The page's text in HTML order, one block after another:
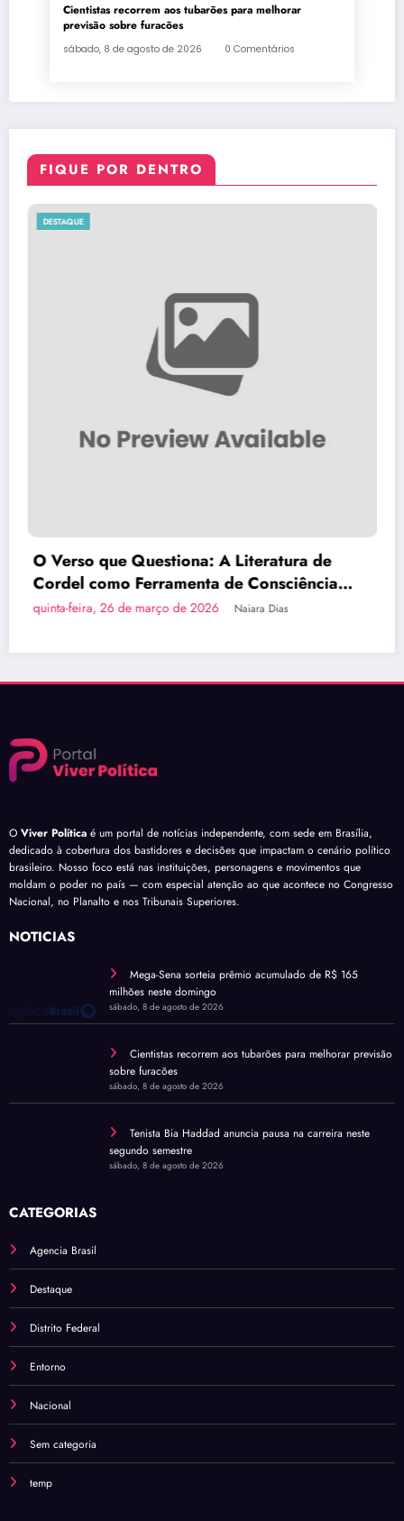
Cientistas recorrem aos tubarões para melhorar
previsão sobre furacões
sábado, 8 de agosto de 2026 0 Comentários
FIQUE POR DENTRO
de
Brasília Inova com a Primeira Rota
do País em Ônibus a Hidrogênio
quinta-feira, 26 de março de 2026
O Viver Política é um portal de notícias independente, com sede em Brasília,
dedicado à cobertura dos bastidores e decisões que impactam o cenário político
brasileiro. Nosso foco está nas instituições, personagens e movimentos que
moldam o poder no país — com especial atenção ao que acontece no Congresso
Nacional, no Planalto e nos Tribunais Superiores.
NOTÍCIAS
Mega-Sena sorteia prêmio acumulado de R$ 165
milhões neste domingo
sábado, 8 de agosto de 2026
Cientistas recorrem aos tubarões para melhorar previsão
sobre furacões
sábado, 8 de agosto de 2026
Tenista Bia Haddad anuncia pausa na carreira neste
segundo semestre
sábado, 8 de agosto de 2026
CATEGORIAS
Agencia Brasil
Destaque
Distrito Federal
Entorno
Nacional
Sem categoria
temp